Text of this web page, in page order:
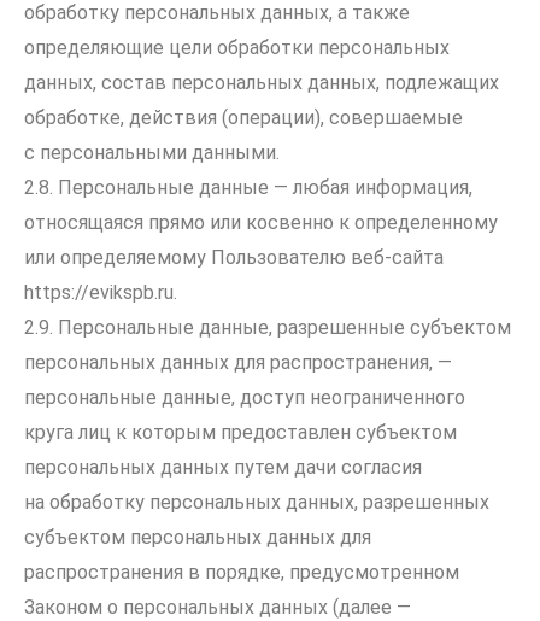
обработку персональных данных, а также
определяющие цели обработки персональных
данных, состав персональных данных, подлежащих
обработке, действия (операции), совершаемые
с персональными данными.
2.8. Персональные данные — любая информация,
относящаяся прямо или косвенно к определенному
или определяемому Пользователю веб-сайта
https://evikspb.ru.
2.9. Персональные данные, разрешенные субъектом
персональных данных для распространения, —
персональные данные, доступ неограниченного
круга лиц к которым предоставлен субъектом
персональных данных путем дачи согласия
на обработку персональных данных, разрешенных
субъектом персональных данных для
распространения в порядке, предусмотренном
Законом о персональных данных (далее —